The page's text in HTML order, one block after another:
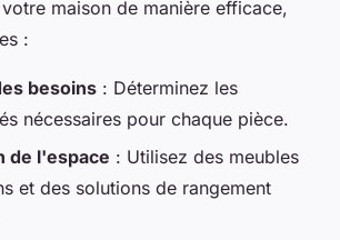
maison de manière efficace,
:
besoins : Déterminez les
nécessaires pour chaque pièce.
de l'espace : Utilisez des meubles
et des solutions de rangement